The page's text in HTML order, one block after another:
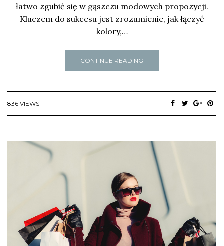
łatwo zgubić się w gąszczu modowych propozycji.
Kluczem do sukcesu jest zrozumienie, jak łączyć
kolory,…
CONTINUE READING
836 VIEWS